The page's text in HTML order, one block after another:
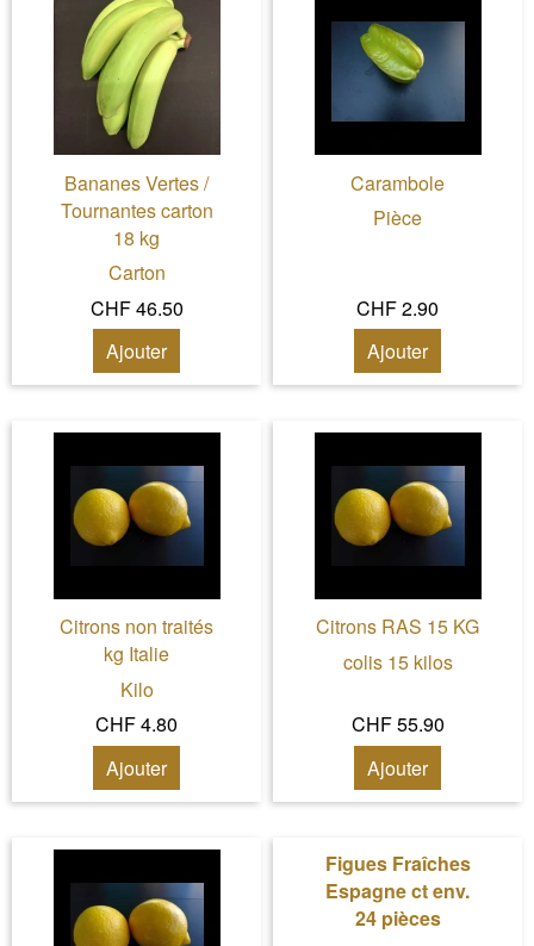
Bananes Vertes /
Tournantes carton
18 kg
Carton
CHF 46.50
Ajouter
Carambole
Pièce
CHF 2.90
Ajouter
Citrons non traités
kg Italie
Kilo
CHF 4.80
Ajouter
Citrons RAS 15 KG
colis 15 kilos
CHF 55.90
Ajouter
Figues Fraîches
Espagne ct env.
24 pièces